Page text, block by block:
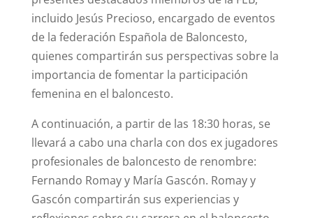
incluido Jesús Precioso, encargado de eventos
de la federación Española de Baloncesto,
quienes compartirán sus perspectivas sobre la
importancia de fomentar la participación
femenina en el baloncesto.
A continuación, a partir de las 18:30 horas, se
llevará a cabo una charla con dos ex jugadores
profesionales de baloncesto de renombre:
Fernando Romay y María Gascón. Romay y
Gascón compartirán sus experiencias y